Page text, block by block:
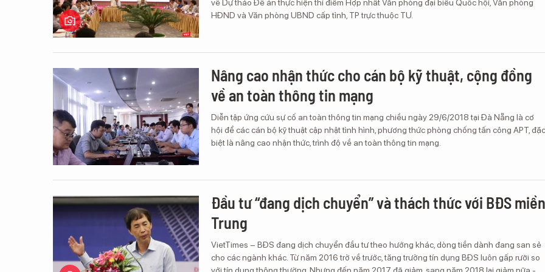
về Dự thảo Đề án thực hiện thí điểm Hợp nhất Văn phòng đại biểu Quốc hội, Văn phòng
HĐND và Văn phòng UBND cấp tỉnh, TP trực thuộc TƯ.
Nâng cao nhận thức cho cán bộ kỹ thuật, cộng đồng
về an toàn thông tin mạng
Diễn tập ứng cứu sự cố an toàn thông tin mạng chiều ngày 29/6/2018 tại Đà Nẵng là cơ
hội để các cán bộ kỹ thuật cập nhật tình hình, phương thức phòng chống tấn công APT, đặc
biệt là nâng cao nhận thức, trình độ về an toàn thông tin mạng.
Đầu tư “đang dịch chuyển” và thách thức với BĐS miền
Trung
VietTimes – BĐS đang dịch chuyển đầu tư theo hướng khác, dòng tiền dành đang san sẻ
cho các ngành khác. Từ năm 2016 trở về trước, tăng trưởng tín dụng BĐS luôn gấp rưỡi so